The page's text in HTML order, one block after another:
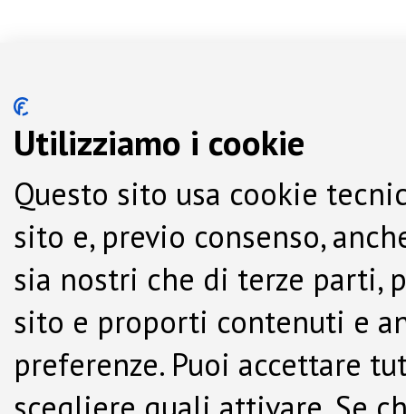
Utilizziamo i cookie
Questo sito usa cookie
sito e, previo consenso,
sia nostri che di terze parti,
sito e proporti contenuti e
preferenze. Puoi accettare